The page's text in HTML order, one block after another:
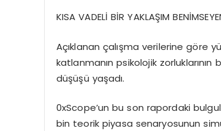
KISA VADELİ BİR YAKLAŞIM
Açıklanan çalışma verilerine göre
katlanmanın psikolojik
düşüşü yaşadı.
0xScope’un bu son rapordaki
bin teorik piyasa senaryosunun